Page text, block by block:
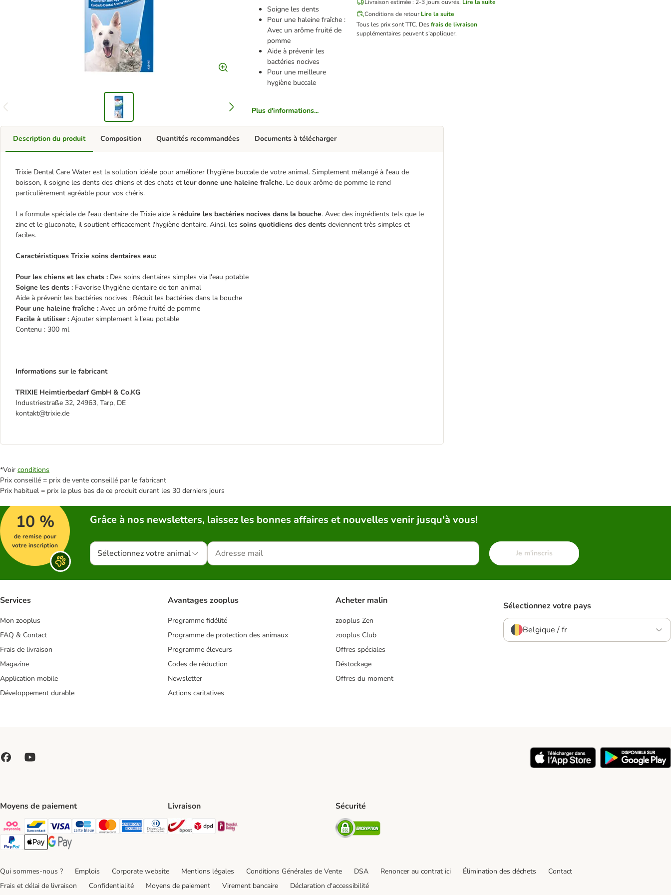
Soigne les dents
Pour une haleine fraîche :
Avec un arôme fruité de
pomme
Aide à prévenir les
bactéries nocives
Pour une meilleure
hygiène buccale
Plus d'informations...
Livraison estimée : 2-3 jours ouvrés. Lire la suite
Conditions de retour Lire la suite
Tous les prix sont TTC. Desfrais de livraison
supplémentaires peuvent s’appliquer.
Description du produit
Trixie Dental Care Water est la solution idéale pour améliorer l'hygiène buccale de votre animal. Simplement mélangé à l'eau de
boisson, il soigne les dents des chiens et des chats et leur donne une haleine fraîche. Le doux arôme de pomme le rend
particulièrement agréable pour vos chéris.
La formule spéciale de l'eau dentaire de Trixie aide à réduire les bactéries nocives dans la bouche. Avec des ingrédients tels que le
zinc et le gluconate, il soutient efficacement l'hygiène dentaire. Ainsi, les soins quotidiens des dents deviennent très simples et
faciles.
Caractéristiques Trixie soins dentaires eau:
Pour les chiens et les chats : Des soins dentaires simples via l'eau potable
Soigne les dents : Favorise l'hygiène dentaire de ton animal
Aide à prévenir les bactéries nocives : Réduit les bactéries dans la bouche
Pour une haleine fraîche : Avec un arôme fruité de pomme
Facile à utiliser : Ajouter simplement à l'eau potable
Contenu : 300 ml
Informations sur le fabricant
TRIXIE Heimtierbedarf GmbH & Co.KG
Industriestraße 32, 24963, Tarp, DE
kontakt@trixie.de
Composition Quantités recommandées Documents à télécharger
*Voir conditions
Prix conseillé = prix de vente conseillé par le fabricant
Prix habituel = prix le plus bas de ce produit durant les 30 derniers jours
10 %
de remise pour
votre inscription
Grâce à nos newsletters, laissez les bonnes affaires et nouvelles venir jusqu'à vous!
Sélectionnez votre animal Je m'inscris
Services
Mon zooplus
FAQ & Contact
Frais de livraison
Magazine
Application mobile
Développement durable
Avantages zooplus
Programme fidélité
Programme de protection des animaux
Programme éleveurs
Codes de réduction
Newsletter
Actions caritatives
Acheter malin
zooplus Zen
zooplus Club
Offres spéciales
Déstockage
Offres du moment
Sélectionnez votre pays
Belgique / fr
Moyens de paiement
Payconiq Payment Method
bancontact Payment Method
Visa Payment Method
carte bleue Payment Method
Master card Payment Method
American express Payment Method
Diners club Payment Method
Paypal Payment Method
Apple Pay Payment Method
Google Pay Payment Method
Livraison
Bpost Shipping Method
DPD Shipping Method
Mondial relay Shipping Method
Sécurité
Security
Qui sommes-nous ? Emplois Corporate website Mentions légales Conditions Générales de Vente DSA Renoncer au contrat ici Élimination des déchets
Contact
Frais et délai de livraison
Confidentialité Moyens de paiement Virement bancaire Déclaration d'accessibilité